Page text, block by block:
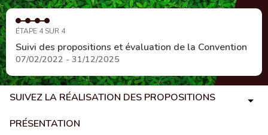
ÉTAPE 4 SUR 4
Suivi des propositions et évaluation de la Convention
07/02/2022 - 31/12/2025
SUIVEZ LA RÉALISATION DES PROPOSITIONS
PRÉSENTATION